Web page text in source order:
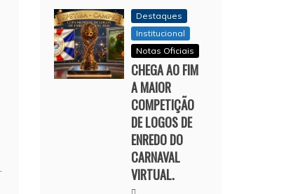
Destaques
Institucional
Notas Oficiais
CHEGA AO FIM
A MAIOR
COMPETIÇÃO
DE LOGOS DE
ENREDO DO
CARNAVAL
VIRTUAL.